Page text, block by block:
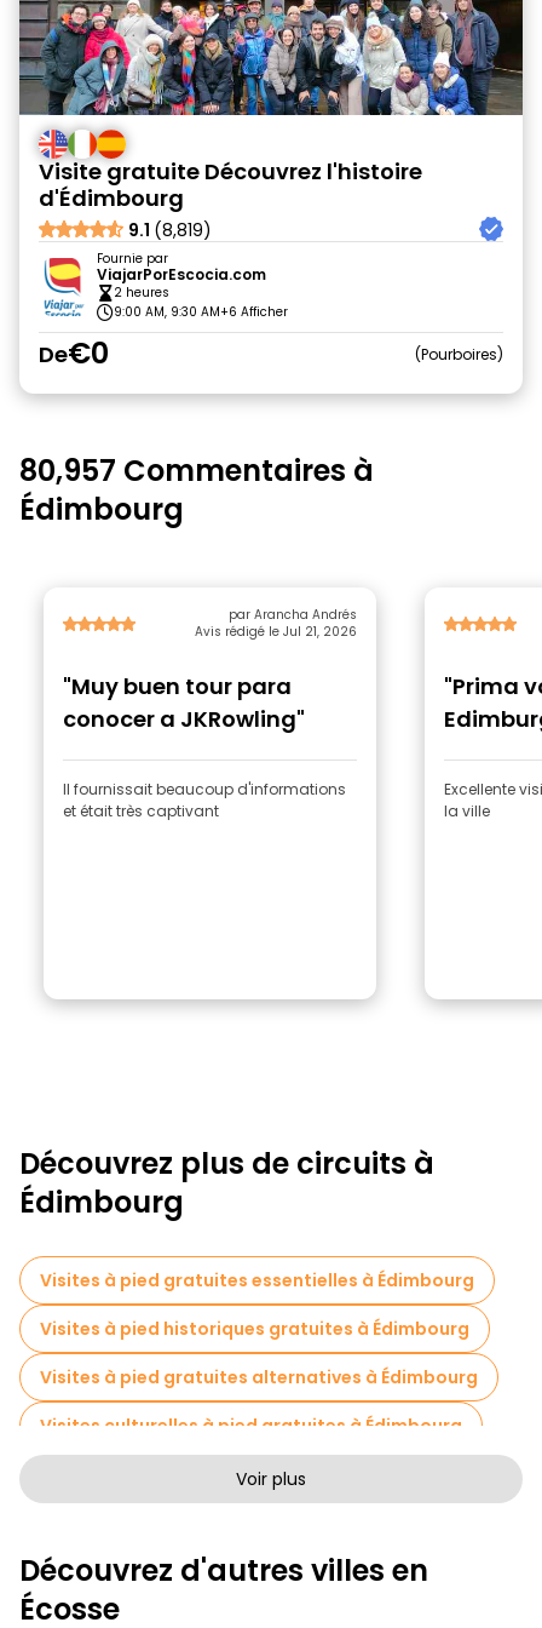
Visite gratuite Découvrez l'histoire
d'Édimbourg
9.1 (8,819)
Fournie par
ViajarPorEscocia.com
2 heures
9:00 AM, 9:30 AM+6 Afficher
De€0 Pourboires
80,957 Commentaires à
Édimbourg
par Arancha Andrés
Avis rédigé le Jul 21, 2026
"Muy buen tour para
conocer a JKRowling"
Il fournissait beaucoup d'informations
et était très captivant
"Prima
Excellente
la ville
Découvrez plus de circuits à
Édimbourg
Visites à pied gratuites essentielles à Édimbourg
Visites à pied historiques gratuites à Édimbourg
Visites à pied gratuites alternatives à Édimbourg
Visites culturelles à pied gratuites à Édimbourg
Visites à pied sans art à Édimbourg
Tournée des pubs à Édimbourg
Visites autoguidées en Édimbourg
Voir plus
Découvrez d'autres villes en
Écosse